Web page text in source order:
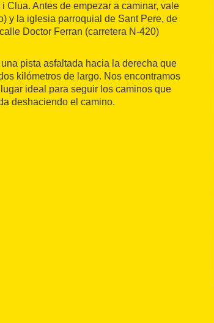
Clua. Antes de empezar a caminar, vale
y la iglesia parroquial de Sant Pere, de
Doctor Ferran (carretera N-420)
pista asfaltada hacia la derecha que
kilómetros de largo. Nos encontramos
ideal para seguir los caminos que
deshaciendo el camino.